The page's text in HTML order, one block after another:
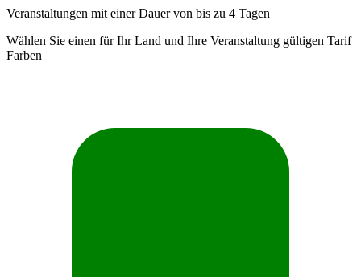
Veranstaltungen mit einer Dauer von bis zu 4 Tagen
Wählen Sie einen für Ihr Land und Ihre Veranstaltung gültigen Tarif
Farben